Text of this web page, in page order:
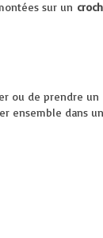
sur un
ou de prendre un
ensemble dans